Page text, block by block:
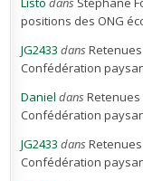
positions des ONG
JG2433 dans
Confédération
Daniel dansRetenues
Confédération
JG2433 dans
Confédération